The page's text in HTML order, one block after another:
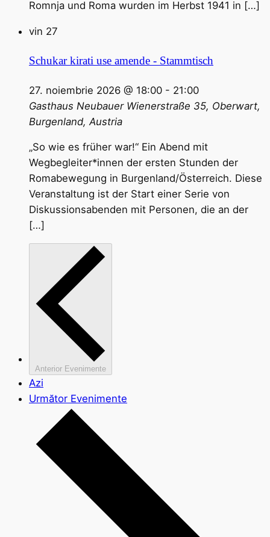
Romnja und Roma wurden im Herbst 1941 in […]
vin 27
Schukar kirati use amende - Stammtisch
27. noiembrie 2026 @ 18:00 - 21:00
Gasthaus Neubauer Wienerstraße 35, Oberwart,
Burgenland, Austria
„So wie es früher war!“ Ein Abend mit
Wegbegleiter*innen der ersten Stunden der
Romabewegung in Burgenland/Österreich. Diese
Veranstaltung ist der Start einer Serie von
Diskussionsabenden mit Personen, die an der
[…]
Anterior Evenimente
Azi
Următor Evenimente